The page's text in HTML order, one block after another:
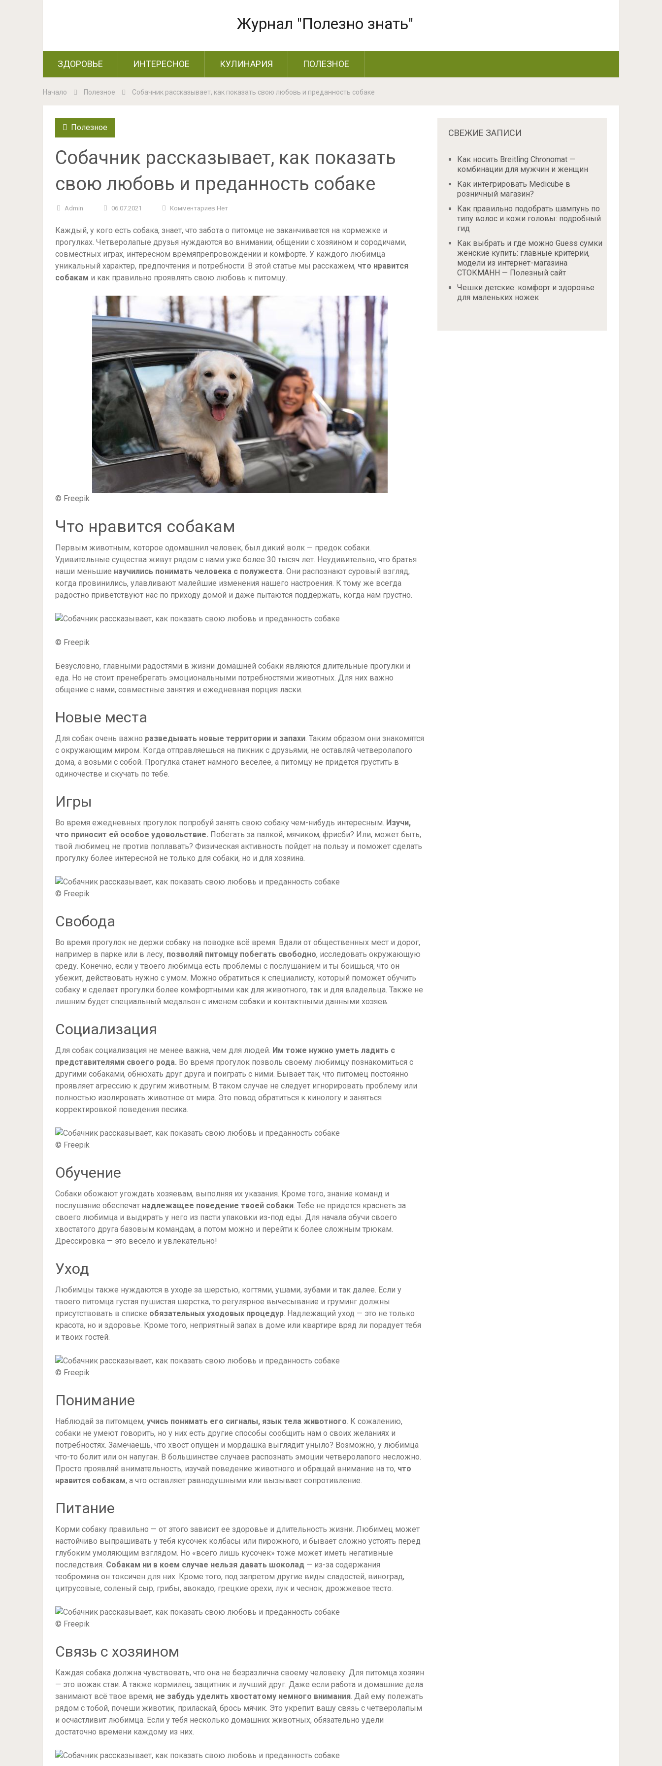
Журнал "Полезно знать"
ЗДОРОВЬЕ ИНТЕРЕСНОЕ КУЛИНАРИЯ ПОЛЕЗНОЕ
Начало Полезное Собачник рассказывает, как показать свою любовь и преданность собаке
Полезное
Собачник рассказывает, как показать
свою любовь и преданность собаке
Admin 06.07.2021 Комментариев Нет
Каждый, у кого есть собака, знает, что забота о питомце не заканчивается на кормежке и
прогулках. Четверолапые друзья нуждаются во внимании, общении с хозяином и сородичами,
совместных играх, интересном времяпрепровождении и комфорте. У каждого любимца
уникальный характер, предпочтения и потребности. В этой статье мы расскажем, что нравится
собакам и как правильно проявлять свою любовь к питомцу.
© Freepik
Что нравится собакам
Первым животным, которое одомашнил человек, был дикий волк — предок собаки.
Удивительные существа живут рядом с нами уже более 30 тысяч лет. Неудивительно, что братья
наши меньшие научились понимать человека с полужеста. Они распознают суровый взгляд,
когда провинились, улавливают малейшие изменения нашего настроения. К тому же всегда
радостно приветствуют нас по приходу домой и даже пытаются поддержать, когда нам грустно.
© Freepik
Безусловно, главными радостями в жизни домашней собаки являются длительные прогулки и
еда. Но не стоит пренебрегать эмоциональными потребностями животных. Для них важно
общение с нами, совместные занятия и ежедневная порция ласки.
Новые места
Для собак очень важно разведывать новые территории и запахи. Таким образом они знакомятся
с окружающим миром. Когда отправляешься на пикник с друзьями, не оставляй четверолапого
дома, а возьми с собой. Прогулка станет намного веселее, а питомцу не придется грустить в
одиночестве и скучать по тебе.
Игры
Во время ежедневных прогулок попробуй занять свою собаку чем-нибудь интересным. Изучи,
что приносит ей особое удовольствие. Побегать за палкой, мячиком, фрисби? Или, может быть,
твой любимец не против поплавать? Физическая активность пойдет на пользу и поможет сделать
прогулку более интересной не только для собаки, но и для хозяина.
© Freepik
Свобода
Во время прогулок не держи собаку на поводке всё время. Вдали от общественных мест и дорог,
например в парке или в лесу, позволяй питомцу побегать свободно, исследовать окружающую
среду. Конечно, если у твоего любимца есть проблемы с послушанием и ты боишься, что он
убежит, действовать нужно с умом. Можно обратиться к специалисту, который поможет обучить
собаку и сделает прогулки более комфортными как для животного, так и для владельца. Также не
лишним будет специальный медальон с именем собаки и контактными данными хозяев.
Социализация
Для собак социализация не менее важна, чем для людей. Им тоже нужно уметь ладить с
представителями своего рода. Во время прогулок позволь своему любимцу познакомиться с
другими собаками, обнюхать друг друга и поиграть с ними. Бывает так, что питомец постоянно
проявляет агрессию к другим животным. В таком случае не следует игнорировать проблему или
полностью изолировать животное от мира. Это повод обратиться к кинологу и заняться
корректировкой поведения песика.
© Freepik
Обучение
Собаки обожают угождать хозяевам, выполняя их указания. Кроме того, знание команд и
послушание обеспечат надлежащее поведение твоей собаки. Тебе не придется краснеть за
своего любимца и выдирать у него из пасти упаковки из-под еды. Для начала обучи своего
хвостатого друга базовым командам, а потом можно и перейти к более сложным трюкам.
Дрессировка — это весело и увлекательно!
Уход
Любимцы также нуждаются в уходе за шерстью, когтями, ушами, зубами и так далее. Если у
твоего питомца густая пушистая шерстка, то регулярное вычесывание и груминг должны
присутствовать в списке обязательных уходовых процедур. Надлежащий уход — это не только
красота, но и здоровье. Кроме того, неприятный запах в доме или квартире вряд ли порадует тебя
и твоих гостей.
© Freepik
Понимание
Наблюдай за питомцем, учись понимать его сигналы, язык тела животного. К сожалению,
собаки не умеют говорить, но у них есть другие способы сообщить нам о своих желаниях и
потребностях. Замечаешь, что хвост опущен и мордашка выглядит уныло? Возможно, у любимца
что-то болит или он напуган. В большинстве случаев распознать эмоции четверолапого несложно.
Просто проявляй внимательность, изучай поведение животного и обращай внимание на то, что
нравится собакам, а что оставляет равнодушными или вызывает сопротивление.
Питание
Корми собаку правильно — от этого зависит ее здоровье и длительность жизни. Любимец может
настойчиво выпрашивать у тебя кусочек колбасы или пирожного, и бывает сложно устоять перед
глубоким умоляющим взглядом. Но «всего лишь кусочек» тоже может иметь негативные
последствия. Собакам ни в коем случае нельзя давать шоколад — из-за содержания
теобромина он токсичен для них. Кроме того, под запретом другие виды сладостей, виноград,
цитрусовые, соленый сыр, грибы, авокадо, грецкие орехи, лук и чеснок, дрожжевое тесто.
© Freepik
Связь с хозяином
Каждая собака должна чувствовать, что она не безразлична своему человеку. Для питомца хозяин
— это вожак стаи. А также кормилец, защитник и лучший друг. Даже если работа и домашние дела
занимают всё твое время, не забудь уделить хвостатому немного внимания. Дай ему полежать
рядом с тобой, почеши животик, приласкай, брось мячик. Это укрепит вашу связь с четверолапым
и осчастливит любимца. Если у тебя несколько домашних животных, обязательно удели
достаточно времени каждому из них.
СВЕЖИЕ ЗАПИСИ
Как носить Breitling Chronomat —
комбинации для мужчин и женщин
Как интегрировать Medicube в
розничный магазин?
Как правильно подобрать шампунь по
типу волос и кожи головы: подробный
гид
Как выбрать и где можно Guess сумки
женские купить: главные критерии,
модели из интернет-магазина
СТОКМАНН — Полезный сайт
Чешки детские: комфорт и здоровье
для маленьких ножек